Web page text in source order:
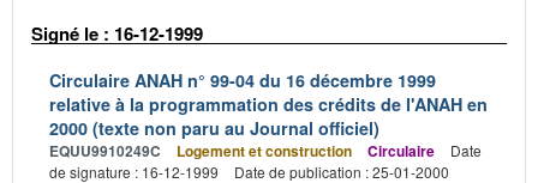
Signé le : 16-12-1999
Circulaire ANAH n° 99-04 du 16 décembre 1999
relative à la programmation des crédits de l'ANAH en
2000 (texte non paru au Journal officiel)
EQUU9910249C Logement et construction Circulaire
Date
de signature : 16-12-1999
Date de publication : 25-01-2000